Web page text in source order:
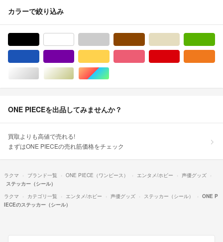
カラーで絞り込み
シルバー/銀色系ゴールド/金色系マルチカラー
ONE PIECEを出品してみませんか？
買取よりも高値で売れる!
まずはONE PIECEの売れ筋価格をチェック
ラクマ ブランド一覧 ONE PIECE（ワンピース） エンタメ/ホビー
声優グッズ
ステッカー（シール）
ラクマ
カテゴリ一覧 エンタメ/ホビー 声優グッズ ステッカー（シール）
ONE P
IECEのステッカー（シール）